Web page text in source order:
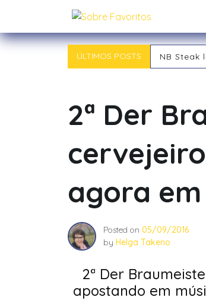
content
Sobre
ÚLTIMOS POSTS NB Steak
Outback
O RPG:
Já
2ª Der
agora
Posted on 05/09/2016
by Helga Takeno
2ª Der
apostando em